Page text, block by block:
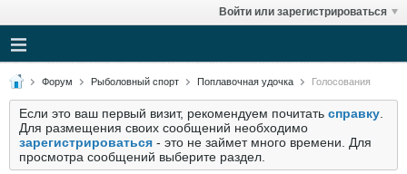
Войти или зарегистрироваться
Форум Рыболовный спорт Поплавочная удочка Голосования
Если это ваш первый визит, рекомендуем почитать справку
Для размещения своих сообщений необходимо
зарегистрироваться - это не займет много времени. Для
просмотра сообщений выберите раздел.